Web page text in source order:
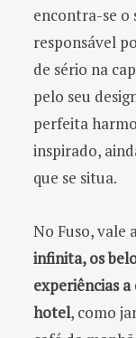
encontra-se o
responsável
de sério na
pelo seu
perfeita
inspirado,
que se situa.
No Fuso, vale
infinita, os
experiências
hotel, como